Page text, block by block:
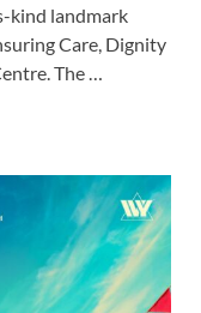
kind landmark
Care, Dignity
The …